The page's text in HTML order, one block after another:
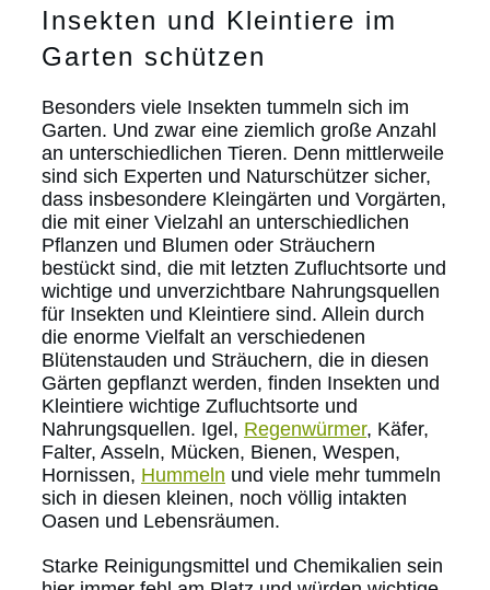
Insekten und Kleintiere im
Garten schützen
Besonders viele Insekten tummeln sich im
Garten. Und zwar eine ziemlich große Anzahl
an unterschiedlichen Tieren. Denn mittlerweile
sind sich Experten und Naturschützer sicher,
dass insbesondere Kleingärten und Vorgärten,
die mit einer Vielzahl an unterschiedlichen
Pflanzen und Blumen oder Sträuchern
bestückt sind, die mit letzten Zufluchtsorte und
wichtige und unverzichtbare Nahrungsquellen
für Insekten und Kleintiere sind. Allein durch
die enorme Vielfalt an verschiedenen
Blütenstauden und Sträuchern, die in diesen
Gärten gepflanzt werden, finden Insekten und
Kleintiere wichtige Zufluchtsorte und
Nahrungsquellen. Igel, Regenwürmer, Käfer,
Falter, Asseln, Mücken, Bienen, Wespen,
Hornissen, Hummeln und viele mehr tummeln
sich in diesen kleinen, noch völlig intakten
Oasen und Lebensräumen.
Starke Reinigungsmittel und Chemikalien sein